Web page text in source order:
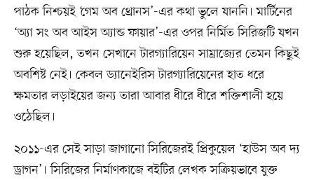
পাঠক নিশ্চয়ই ‘গেম অব থ্রোনস’-এর কথা ভুলে যাননি। মার্টিনের
‘অ্যা সং অব আইস অ্যান্ড ফায়ার’-এর ওপর নির্মিত সিরিজটি যখন
শুরু হয়েছিল, তখন সেখানে টারগ্যারিয়েন সাম্রাজ্যের তেমন কিছুই
অবশিষ্ট নেই। কেবল ড্যানেইরিস টারগ্যারিয়েনের হাত ধরে
ক্ষমতার লড়াইয়ের জন্য তারা আবার ধীরে ধীরে শক্তিশালী হয়ে
ওঠেছিল।
২০১১-এর সেই সাড়া জাগানো সিরিজেরই প্রিকুয়েল ‘হাউস অব দ্য
ড্রাগন’। সিরিজের নির্মাণকাজে বইটির লেখক সক্রিয়ভাবে যুক্ত